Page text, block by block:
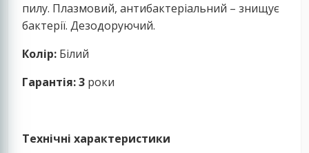
пилу. Плазмовий, антибактеріальний – знищує
бактерії. Дезодоруючий.
Колір: Білий
Гарантія: 3 роки
Технічні характеристики